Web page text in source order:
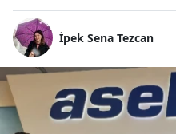
İpek Sena Tezcan